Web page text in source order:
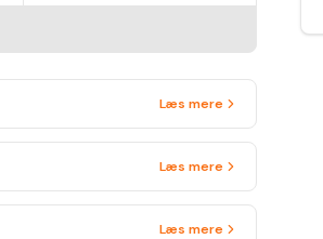
Læs mere
Læs mere
Læs mere